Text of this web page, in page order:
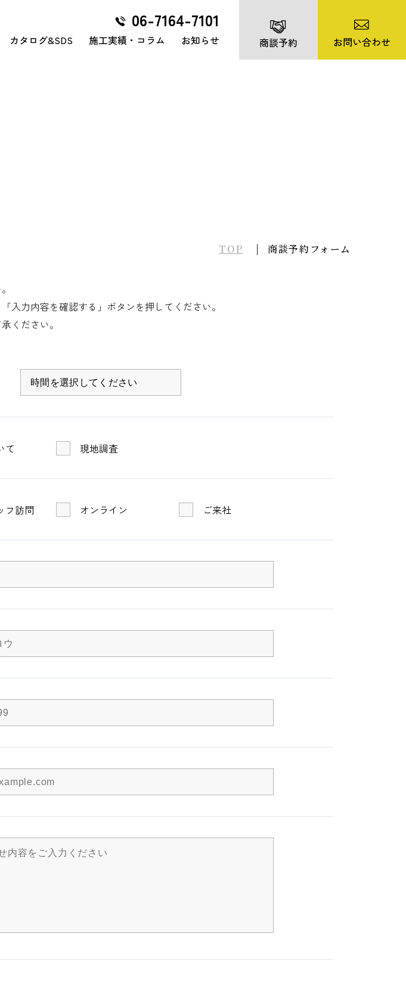
06-7164-7101
カタログ&SDS 施工実績・コラム お知らせ 商談予約 お問い合わせ
TOP 商談予約フォーム
入力内容を確認する」ボタンを押してください。
ください。
て 現地調査
フ訪問 オンライン ご来社